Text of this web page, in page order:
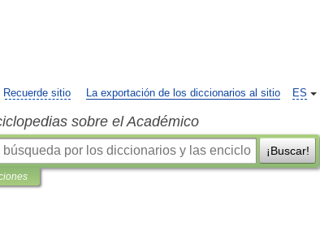
ES
Recuerde sitio La exportación de los diccionarios al sitio
sobre el Académico
¡Buscar!